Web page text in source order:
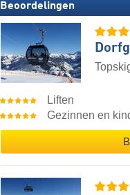
Beoordelingen
Liften
Gezinnen en